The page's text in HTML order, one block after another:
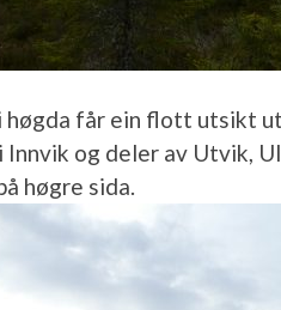
høgda får ein flott utsikt
og deler av Utvik,
høgre sida.